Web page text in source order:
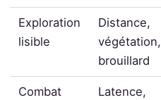
Exploration
lisible
Distance,
végétation,
brouillard
Combat
Latence,